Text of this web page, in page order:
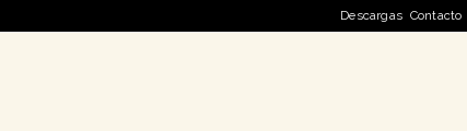
Descargas Contacto